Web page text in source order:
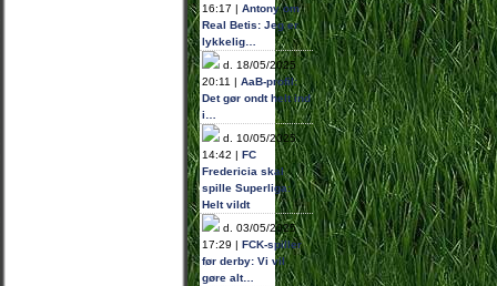
16:17 | Antony om
Real Betis: Jeg er
lykkelig…
d. 18/05/2025
20:11 | AaB-profil:
Det gør ondt helt ind
i…
d. 10/05/2025
14:42 | FC
Fredericia skal
spille Superliga:
Helt vildt
d. 03/05/2025
17:29 | FCK-spiller
før derby: Vi vil
gøre alt…